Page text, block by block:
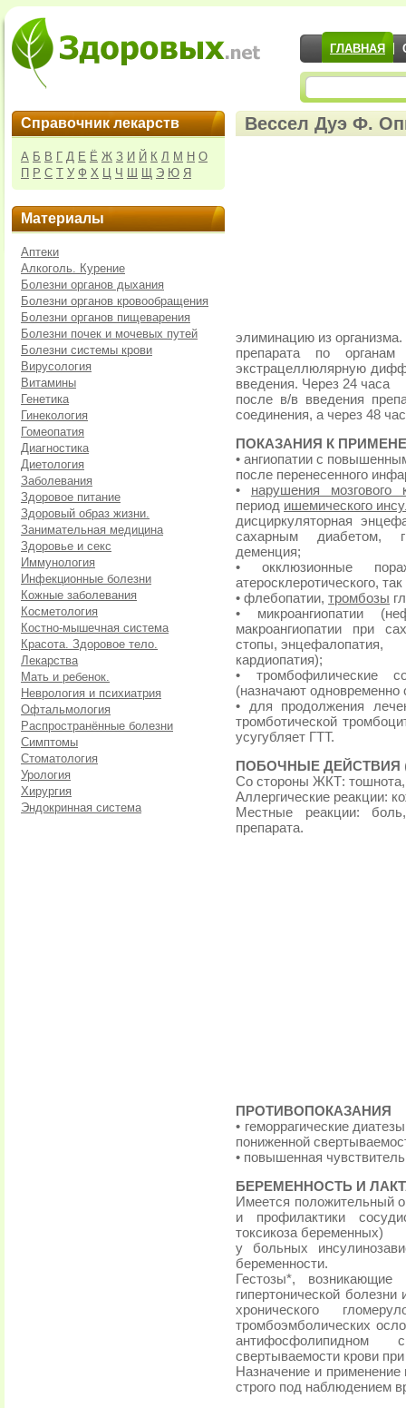
ГЛАВНАЯ
Справочник лекарств
А Б В Г Д Е Ё Ж З И Й К Л М Н О
П Р С Т У Ф Х Ц Ч Ш Щ Э Ю Я
Материалы
Аптеки
Алкоголь. Курение
Болезни органов дыхания
Болезни органов кровообращения
Болезни органов пищеварения
Болезни почек и мочевых путей
Болезни системы крови
Вирусология
Витамины
Генетика
Гинекология
Гомеопатия
Диагностика
Диетология
Заболевания
Здоровое питание
Здоровый образ жизни.
Занимательная медицина
Здоровье и секс
Иммунология
Инфекционные болезни
Кожные заболевания
Косметология
Костно-мышечная система
Красота. Здоровое тело.
Лекарства
Мать и ребенок.
Неврология и психиатрия
Офтальмология
Распространённые болезни
Симптомы
Стоматология
Урология
Хирургия
Эндокринная система
Вессел Дуэ Ф.
элиминацию из
препарата по органам
экстрацеллюлярную
введения. Через 24 часа
после в/в введения
соединения, а через 48
ПОКАЗАНИЯ К
• ангиопатии с
после перенесенного
• нарушения мозгового
период ишемического
дисциркуляторная
сахарным диабетом,
деменция;
• окклюзионные
атеросклеротического,
• флебопатии, тромбозы
• микроангиопатии
макроангиопатии при
стопы, энцефалопатия,
кардиопатия);
• тромбофилические
(назначают одновременно
• для продолжения
тромботической
усугубляет ГТТ.
ПОБОЧНЫЕ ДЕЙСТВИЯ
Со стороны ЖКТ:
Аллергические реакции:
Местные реакции:
препарата.
ПРОТИВОПОКАЗАНИЯ
• геморрагические
пониженной
• повышенная
БЕРЕМЕННОСТЬ И
Имеется положительный
и профилактики
токсикоза беременных)
у больных
беременности.
Гестозы*,
гипертонической
хронического
тромбоэмболических
антифосфолипидном
свертываемости крови
Назначение и
строго под наблюдением